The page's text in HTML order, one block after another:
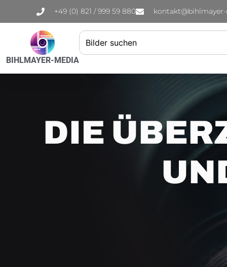
+49 (0) 821 / 999 59 880
BIHLMAYER-MEDIA
DIE